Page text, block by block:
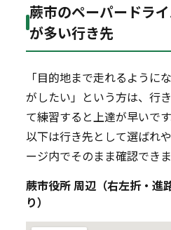
蕨市のペーパードラ
が多い行き先
「目的地まで走れるように
がしたい」という方は、行
て練習すると上達が早いです
以下は行き先として選ばれ
ージ内でそのまま確認できま
蕨市役所 周辺（右左折・進
り）